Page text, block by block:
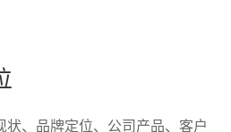
状、品牌定位、公司产品、客户